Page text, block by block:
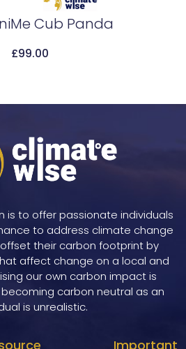
Add To Cart
Cub Panda
£99.00
is to offer passionate individuals
to address climate change
their carbon footprint by
affect change on a local and
our own carbon impact is
carbon neutral as an
is unrealistic.
Important